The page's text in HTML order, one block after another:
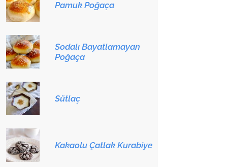
Pamuk Poğaça
Sodalı Bayatlamayan
Poğaça
Sütlaç
Kakaolu Çatlak Kurabiye